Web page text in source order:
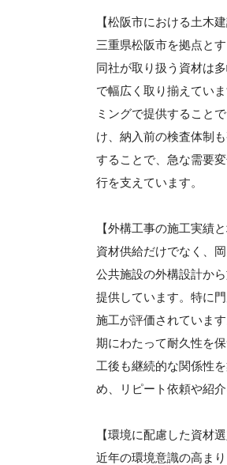
【松阪市における土木
三重県松阪市を拠点と
同社が取り扱う資材は
で幅広く取り揃えてい
ミングで提供すること
け、納入前の検査体制
することで、急な需要
行を支えています。
【外構工事の施工実績
資材供給だけでなく、
公共施設の外構設計か
提供しています。特に
施工が評価されていま
期にわたって耐久性を
工後も継続的な関係性
め、リピート依頼や紹
【環境に配慮した資材
近年の環境意識の高ま